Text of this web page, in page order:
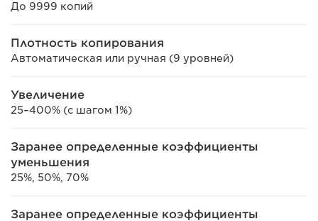
До 9999 копий
Плотность копирования
Автоматическая или ручная (9 уровней)
Увеличение
25–400% (с шагом 1%)
Заранее определенные коэффициенты
уменьшения
25%, 50%, 70%
Заранее определенные коэффициенты